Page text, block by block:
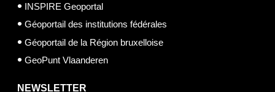
INSPIRE Geoportal
Géoportail des institutions fédérales
Géoportail de la Région bruxelloise
GeoPunt Vlaanderen
NEWSLETTER